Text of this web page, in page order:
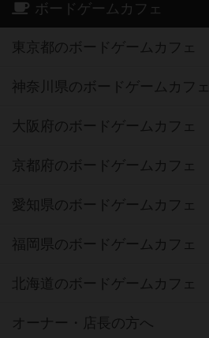
ボードゲームカフェ
東京都のボードゲームカフェ
神奈川県のボードゲームカフェ
大阪府のボードゲームカフェ
京都府のボードゲームカフェ
愛知県のボードゲームカフェ
福岡県のボードゲームカフェ
北海道のボードゲームカフェ
オーナー・店長の方へ